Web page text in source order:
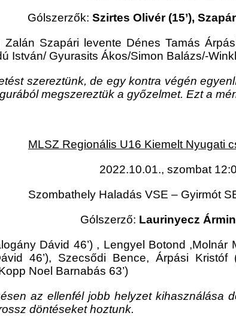
Gólszerzők: Szirtes Olivér (15’),
Zalán Szapári levente Dénes Tamás
István/ Gyurasits Ákos/Simon Balázs/-
szereztünk, de egy kontra végén
megszereztük a győzelmet. Ezt a
MLSZ Regionális U16 Kiemelt Nyugati
2022.10.01., szombat
Szombathely Haladás VSE – Gyirmót
Gólszerző: Laurinyecz Ármin
Dávid 46’) , Lengyel Botond
46’), Szecsődi Bence, Árpási
Noel Barnabás 63’)
az ellenfél jobb helyzet kihasználása
döntéseket hoztunk.